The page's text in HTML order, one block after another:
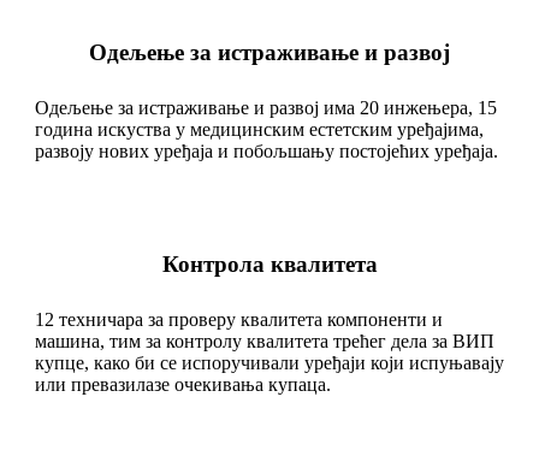
Одељење за истраживање и развој
Одељење за истраживање и развој има 20 инжењера, 15
година искуства у медицинским естетским уређајима,
развоју нових уређаја и побољшању постојећих уређаја.
Контрола квалитета
12 техничара за проверу квалитета компоненти и
машина, тим за контролу квалитета трећег дела за ВИП
купце, како би се испоручивали уређаји који испуњавају
или превазилазе очекивања купаца.